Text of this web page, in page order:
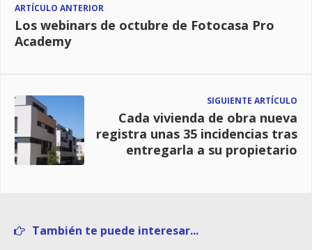
ARTÍCULO ANTERIOR
Los webinars de octubre de Fotocasa Pro
Academy
SIGUIENTE ARTÍCULO
Cada vivienda de obra nueva
registra unas 35 incidencias tras
entregarla a su propietario
También te puede interesar...